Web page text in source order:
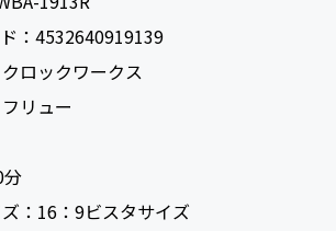
： 4532640919139
クロックワークス
フリュー
： 16：9ビスタサイズ